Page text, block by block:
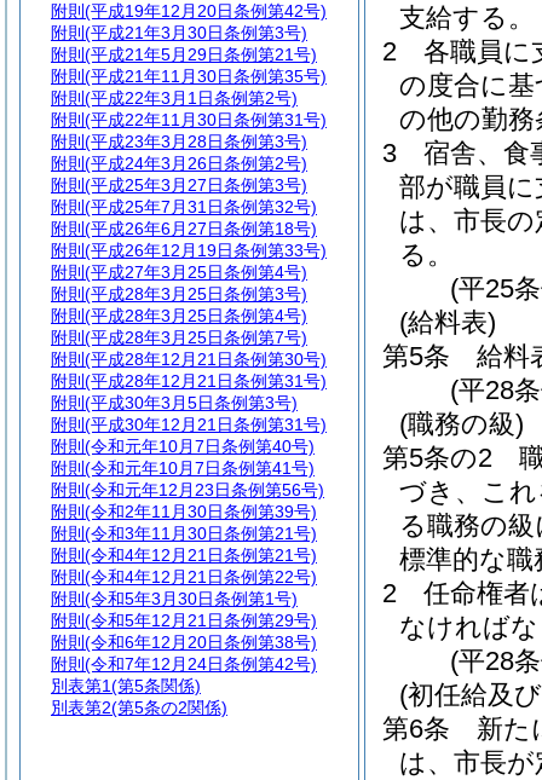
支給する。
2
各職員に
の度合に
の他の勤
3
宿舎、食
部が職員
は、市長
る。
(平25
(給料表)
第5条
給料
(平28
(職務の級)
第5条の2
づき、こ
る職務の
標準的な
2
任命権者
なければ
(平28
(初任給及
第6条
新た
は、市長
附則 (平成19年12月20日条例第42号)
附則 (平成21年3月30日条例第3号)
附則 (平成21年5月29日条例第21号)
附則 (平成21年11月30日条例第35号)
附則 (平成22年3月1日条例第2号)
附則 (平成22年11月30日条例第31号)
附則 (平成23年3月28日条例第3号)
附則 (平成24年3月26日条例第2号)
附則 (平成25年3月27日条例第3号)
附則 (平成25年7月31日条例第32号)
附則 (平成26年6月27日条例第18号)
附則 (平成26年12月19日条例第33号)
附則 (平成27年3月25日条例第4号)
附則 (平成28年3月25日条例第3号)
附則 (平成28年3月25日条例第4号)
附則 (平成28年3月25日条例第7号)
附則 (平成28年12月21日条例第30号)
附則 (平成28年12月21日条例第31号)
附則 (平成30年3月5日条例第3号)
附則 (平成30年12月21日条例第31号)
附則 (令和元年10月7日条例第40号)
附則 (令和元年10月7日条例第41号)
附則 (令和元年12月23日条例第56号)
附則 (令和2年11月30日条例第39号)
附則 (令和3年11月30日条例第21号)
附則 (令和4年12月21日条例第21号)
附則 (令和4年12月21日条例第22号)
附則 (令和5年3月30日条例第1号)
附則 (令和5年12月21日条例第29号)
附則 (令和6年12月20日条例第38号)
附則 (令和7年12月24日条例第42号)
別表第1(第5条関係)
別表第2(第5条の2関係)